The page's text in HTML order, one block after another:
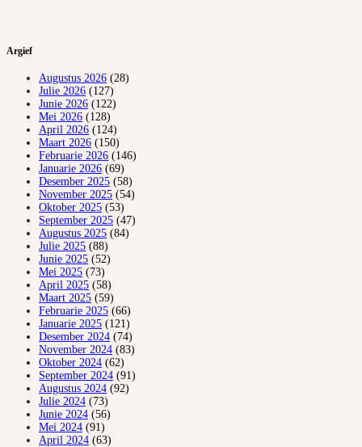
Argief
Augustus 2026 (28)
Julie 2026 (127)
Junie 2026 (122)
Mei 2026 (128)
April 2026 (124)
Maart 2026 (150)
Februarie 2026 (146)
Januarie 2026 (69)
Desember 2025 (58)
November 2025 (54)
Oktober 2025 (53)
September 2025 (47)
Augustus 2025 (84)
Julie 2025 (88)
Junie 2025 (52)
Mei 2025 (73)
April 2025 (58)
Maart 2025 (59)
Februarie 2025 (66)
Januarie 2025 (121)
Desember 2024 (74)
November 2024 (83)
Oktober 2024 (62)
September 2024 (91)
Augustus 2024 (92)
Julie 2024 (73)
Junie 2024 (56)
Mei 2024 (91)
April 2024 (63)